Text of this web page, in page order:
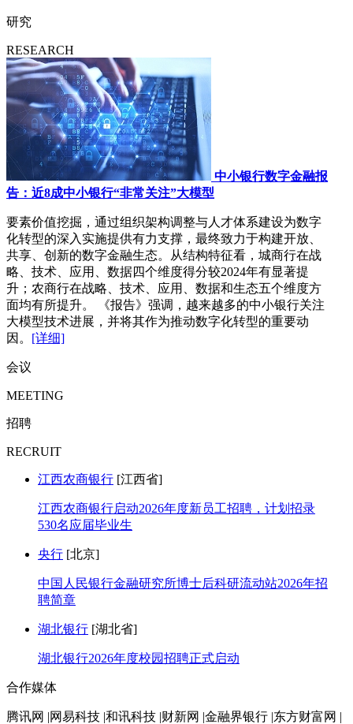
研究
RESEARCH
中小银行数字金融报
告：近8成中小银行“非常关注”大模型
要素价值挖掘，通过组织架构调整与人才体系建设为数字
化转型的深入实施提供有力支撑，最终致力于构建开放、
共享、创新的数字金融生态。从结构特征看，城商行在战
略、技术、应用、数据四个维度得分较2024年有显著提
升；农商行在战略、技术、应用、数据和生态五个维度方
面均有所提升。 《报告》强调，越来越多的中小银行关注
大模型技术进展，并将其作为推动数字化转型的重要动
因。 [详细]
会议
MEETING
招聘
RECRUIT
江西农商银行 [江西省]
江西农商银行启动2026年度新员工招聘，计划招录
530名应届毕业生
央行 [北京]
中国人民银行金融研究所博士后科研流动站2026年招
聘简章
湖北银行 [湖北省]
湖北银行2026年度校园招聘正式启动
合作媒体
腾讯网 |网易科技 |和讯科技 |财新网 |金融界银行 |东方财富网 |